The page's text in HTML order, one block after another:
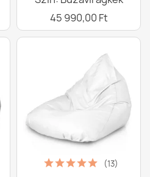
45 990,00 Ft
(13)